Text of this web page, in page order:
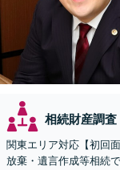
相続財産調査
関東エリア対応【初回
放棄・遺言作成等相続